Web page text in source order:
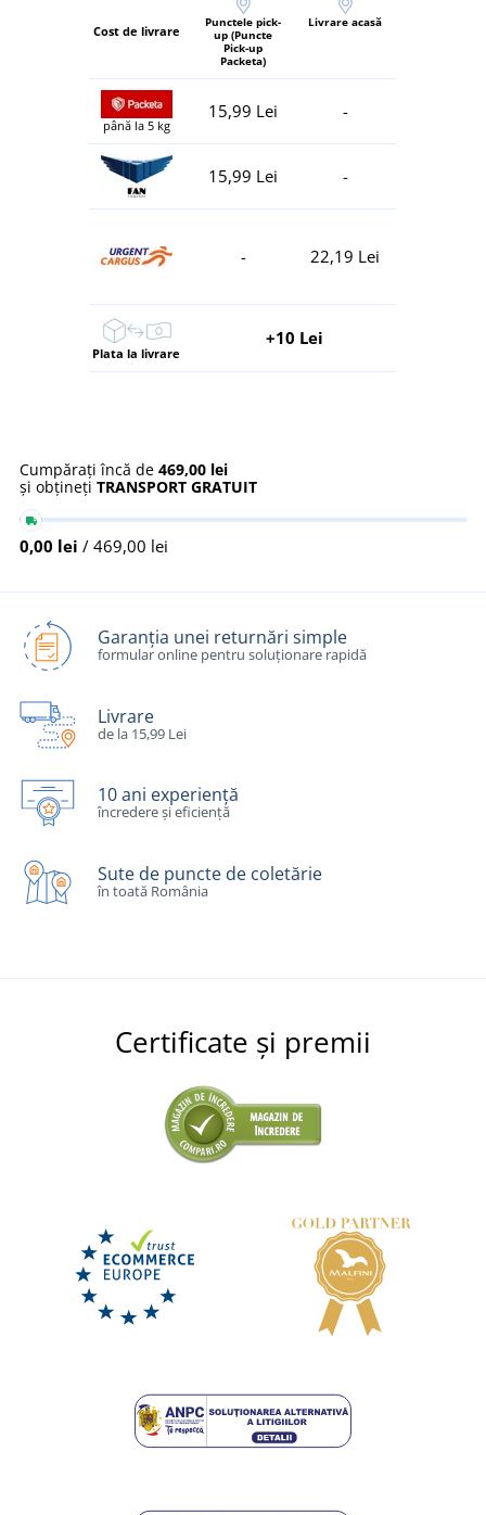
Cost de livrare
Punctele pick-
up (Puncte
Pick-up
Packeta)
Livrare acasă
până la 5 kg
15,99 Lei -
15,99 Lei -
- 22,19 Lei
Plata la livrare
+10 Lei
Cumpărați încă de 469,00 lei
și obțineți TRANSPORT GRATUIT
0,00 lei / 469,00 lei
Garanția unei returnări simple
formular online pentru soluționare rapidă
Livrare
de la 15,99 Lei
10 ani experiență
încredere și eficiență
Sute de puncte de coletărie
în toată România
Certificate și premii